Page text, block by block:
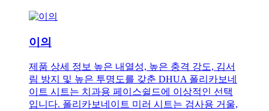
이의
제품 상세 정보 높은 내열성, 높은 충격 강도, 김서
림 방지 및 높은 투명도를 갖춘 DHUA 폴리카보네
이트 시트는 치과용 페이스쉴드에 이상적인 선택
입니다. 폴리카보네이트 미러 시트는 검사용 거울,